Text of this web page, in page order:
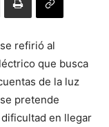
refirió al
que busca
de la luz
pretende
en llegar